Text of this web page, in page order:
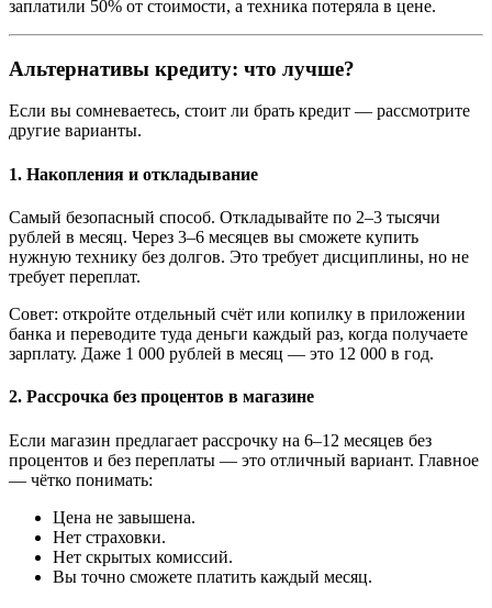
заплатили 50% от стоимости, а техника потеряла в цене.
Альтернативы кредиту: что лучше?
Если вы сомневаетесь, стоит ли брать кредит — рассмотрите
другие варианты.
1. Накопления и откладывание
Самый безопасный способ. Откладывайте по 2–3 тысячи
рублей в месяц. Через 3–6 месяцев вы сможете купить
нужную технику без долгов. Это требует дисциплины, но не
требует переплат.
Совет: откройте отдельный счёт или копилку в приложении
банка и переводите туда деньги каждый раз, когда получаете
зарплату. Даже 1 000 рублей в месяц — это 12 000 в год.
2. Рассрочка без процентов в магазине
Если магазин предлагает рассрочку на 6–12 месяцев без
процентов и без переплаты — это отличный вариант. Главное
— чётко понимать:
Цена не завышена.
Нет страховки.
Нет скрытых комиссий.
Вы точно сможете платить каждый месяц.